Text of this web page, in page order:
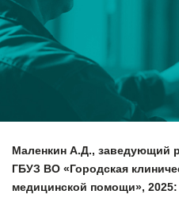
Маленкин А.Д., заведующий
ГБУЗ ВО «Городская
медицинской помощи», 2025: